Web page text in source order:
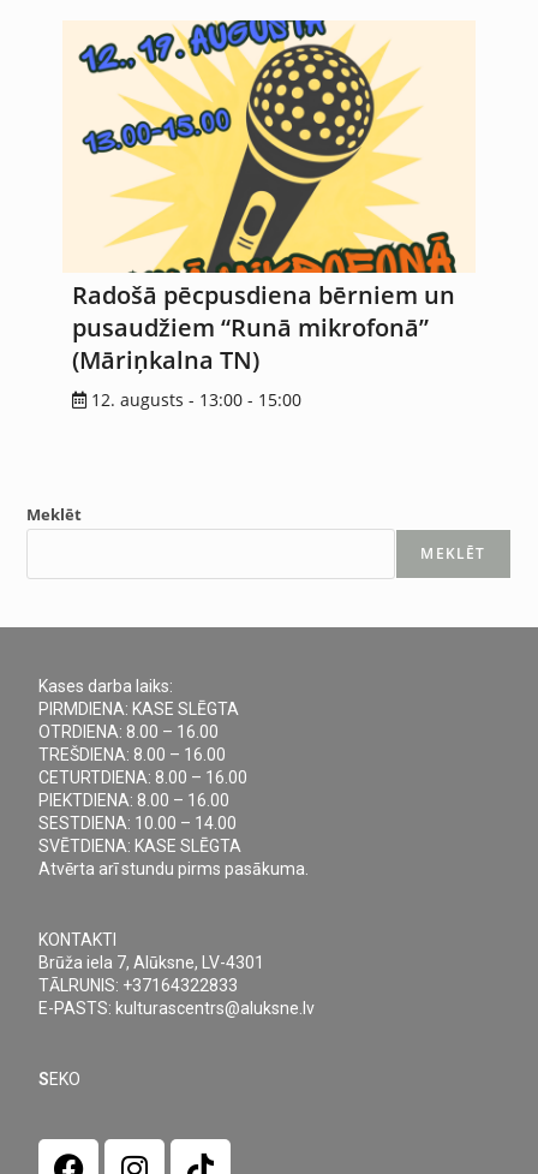
Radošā pēcpusdiena bērniem un
pusaudžiem “Runā mikrofonā”
(Māriņkalna TN)
12. augusts - 13:00 - 15:00
Meklēt
MEKLĒT
Kases darba laiks:
PIRMDIENA: KASE SLĒGTA
OTRDIENA: 8.00 – 16.00
TREŠDIENA: 8.00 – 16.00
CETURTDIENA: 8.00 – 16.00
PIEKTDIENA: 8.00 – 16.00
SESTDIENA: 10.00 – 14.00
SVĒTDIENA: KASE SLĒGTA
Atvērta arī stundu pirms pasākuma.
KONTAKTI
Brūža iela 7, Alūksne, LV-4301
TĀLRUNIS: +37164322833
E-PASTS: kulturascentrs@aluksne.lv
SEKO